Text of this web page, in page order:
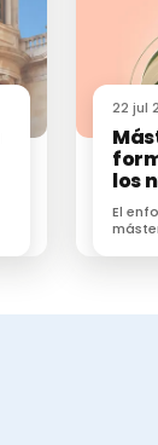
22 jul
los
El